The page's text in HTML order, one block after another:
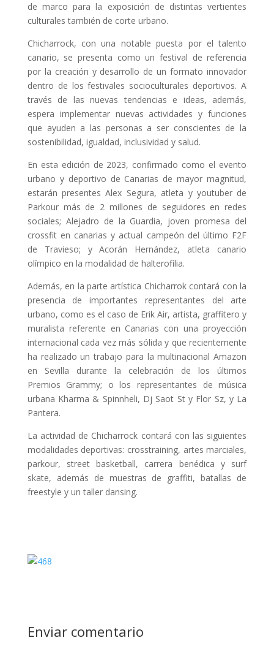
de marco para la exposición de distintas vertientes
culturales también de corte urbano.
Chicharrock, con una notable puesta por el talento
canario, se presenta como un festival de referencia
por la creación y desarrollo de un formato innovador
dentro de los festivales socioculturales deportivos. A
través de las nuevas tendencias e ideas, además,
espera implementar nuevas actividades y funciones
que ayuden a las personas a ser conscientes de la
sostenibilidad, igualdad, inclusividad y salud.
En esta edición de 2023, confirmado como el evento
urbano y deportivo de Canarias de mayor magnitud,
estarán presentes Alex Segura, atleta y youtuber de
Parkour más de 2 millones de seguidores en redes
sociales; Alejadro de la Guardia, joven promesa del
crossfit en canarias y actual campeón del último F2F
de Travieso; y Acorán Hernández, atleta canario
olímpico en la modalidad de halterofilia.
Además, en la parte artística Chicharrok contará con la
presencia de importantes representantes del arte
urbano, como es el caso de Erik Air, artista, graffitero y
muralista referente en Canarias con una proyección
internacional cada vez más sólida y que recientemente
ha realizado un trabajo para la multinacional Amazon
en Sevilla durante la celebración de los últimos
Premios Grammy; o los representantes de música
urbana Kharma & Spinnheli, Dj Saot St y Flor Sz, y La
Pantera.
La actividad de Chicharrock contará con las siguientes
modalidades deportivas: crosstraining, artes marciales,
parkour, street basketball, carrera benédica y surf
skate, además de muestras de graffiti, batallas de
freestyle y un taller dansing.
Enviar comentario